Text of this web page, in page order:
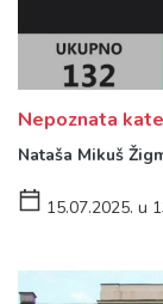
Nepoznata
Nataša Mikuš
15.07.2025. u